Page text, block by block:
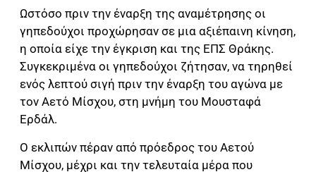
Ωστόσο πριν την έναρξη της αναμέτρησης οι
γηπεδούχοι προχώρησαν σε μια αξιέπαινη κίνηση,
η οποία είχε την έγκριση και της ΕΠΣ Θράκης.
Συγκεκριμένα οι γηπεδούχοι ζήτησαν, να τηρηθεί
ενός λεπτού σιγή πριν την έναρξη του αγώνα με
τον Αετό Μίσχου, στη μνήμη του Μουσταφά
Ερδάλ.
Ο εκλιπών πέραν από πρόεδρος του Αετού
Μίσχου, μέχρι και την τελευταία μέρα που